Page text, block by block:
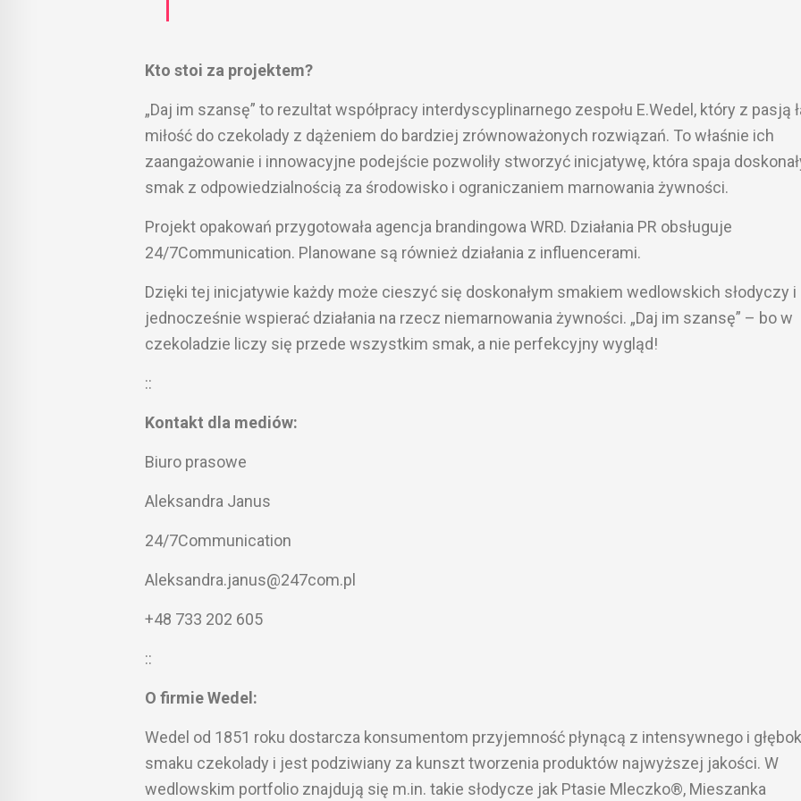
Kto stoi za projektem?
„Daj im szansę” to rezultat współpracy interdyscyplinarnego zespołu E.Wedel, który z pasją
miłość do czekolady z dążeniem do bardziej zrównoważonych rozwiązań. To właśnie ich
zaangażowanie i innowacyjne podejście pozwoliły stworzyć inicjatywę, która spaja
smak z odpowiedzialnością za środowisko i ograniczaniem marnowania żywności.
Projekt opakowań przygotowała agencja brandingowa WRD. Działania PR obsługuje
24/7Communication. Planowane są również działania z influencerami.
Dzięki tej inicjatywie każdy może cieszyć się doskonałym smakiem wedlowskich słodyczy i
jednocześnie wspierać działania na rzecz niemarnowania żywności. „Daj im szansę” – bo w
czekoladzie liczy się przede wszystkim smak, a nie perfekcyjny wygląd!
::
Kontakt dla mediów:
Biuro prasowe
Aleksandra Janus
24/7Communication
Aleksandra.janus@247com.pl
+48 733 202 605
::
O firmie Wedel:
Wedel od 1851 roku dostarcza konsumentom przyjemność płynącą z intensywnego i
smaku czekolady i jest podziwiany za kunszt tworzenia produktów najwyższej jakości. W
wedlowskim portfolio znajdują się m.in. takie słodycze jak Ptasie Mleczko®, Mieszanka